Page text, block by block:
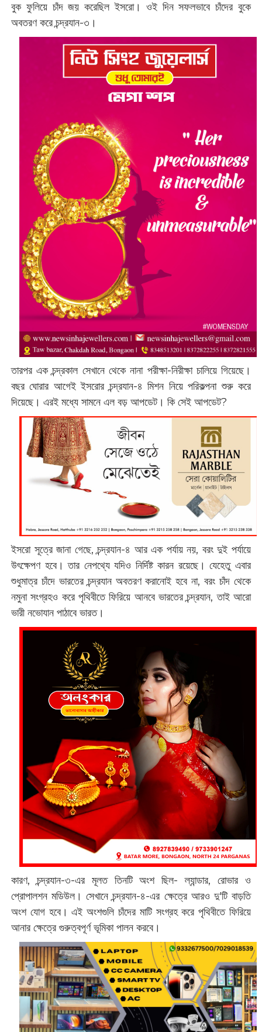
বুক ফুলিয়ে চাঁদ জয় করেছিল ইসরো। ওই দিন সফলভাবে চাঁদের বুকে
অবতরণ করে চন্দ্রযান-৩।
তারপর এক চন্দ্রকাল সেখানে থেকে নানা পরীক্ষা-নিরীক্ষা চালিয়ে গিয়েছে।
বছর ঘোরার আগেই ইসরোর চন্দ্রযান-৪ মিশন নিয়ে পরিকল্পনা শুরু করে
দিয়েছে। এরই মধ্যে সামনে এল বড় আপডেট। কি সেই আপডেট?
ইসরো সূত্রে জানা গেছে, চন্দ্রযান-৪ আর এক পর্যায় নয়, বরং দুই পর্যায়ে
উৎক্ষেপণ হবে। তার নেপথ্যে যদিও নির্দিষ্ট কারন রয়েছে। যেহেতু এবার
শুধুমাত্র চাঁদে ভারতের চন্দ্রযান অবতরণ করানোই হবে না, বরং চাঁদ থেকে
নমুনা সংগ্রহও করে পৃথিবীতে ফিরিয়ে আনবে ভারতের চন্দ্রযান, তাই আরো
ভারী নভোযান পাঠাবে ভারত।
কারণ, চন্দ্রযান-৩-এর মূলত তিনটি অংশ ছিল- ল্যান্ডার, রোভার ও
প্রোপালশন মডিউল। সেখানে চন্দ্রযান-৪-এর ক্ষেত্রে আরও দু'টি বাড়তি
অংশ যোগ হবে। এই অংশগুলি চাঁদের মাটি সংগ্রহ করে পৃথিবীতে ফিরিয়ে
আনার ক্ষেত্রে গুরুত্বপূর্ণ ভূমিকা পালন করবে।